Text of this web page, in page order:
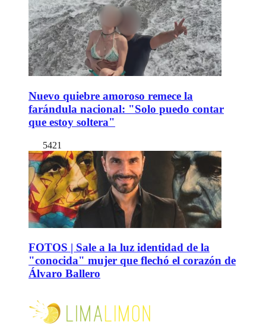
Nuevo quiebre amoroso remece la
farándula nacional: "Solo puedo contar
que estoy soltera"
5421
FOTOS | Sale a la luz identidad de la
"conocida" mujer que flechó el corazón de
Álvaro Ballero